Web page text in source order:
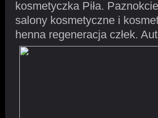
kosmetyczka Piła.
salony kosmetyczne i
henna regeneracja człek.